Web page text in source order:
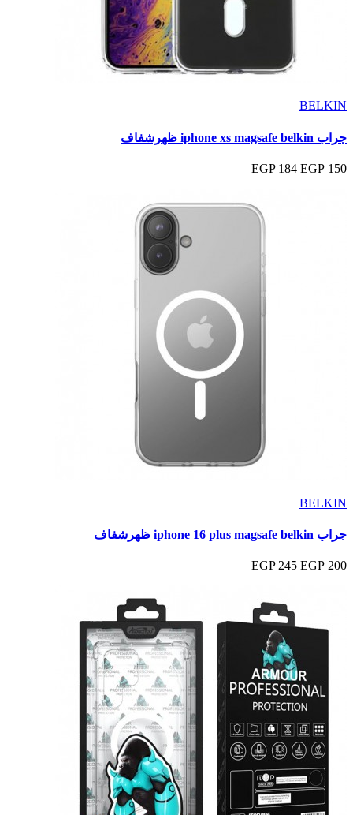
BELKIN
جراب iphone xs magsafe belkin ظهرشفاف
150 EGP
184 EGP
BELKIN
جراب iphone 16 plus magsafe belkin ظهرشفاف
200 EGP
245 EGP